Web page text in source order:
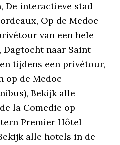
De interactieve stad
Op de Medoc
van een hele
Dagtocht naar Saint-
tijdens een privétour,
op de Medoc-
Bekijk alle
la Comedie op
Premier Hôtel
alle hotels in de